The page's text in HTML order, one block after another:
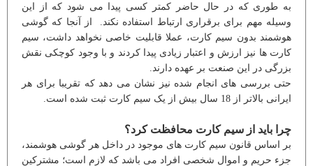
به طوری که در حال حاضر کمتر کسی پیدا می شود که از این
وسیله مهم برای برقراری ارتباط استفاده نکند. از آنجا که گوشی
هوشمند بدون سیم کارت، عملا قابلیت خاصی نخواهد داشت، سیم
کارت ها نیز ارزش و اعتبار زیادی پیدا کردند و با وجود کوچکی نقش
بزرگی در این صنعت بر عهده دارند.
حتی بررسی های انجام شده نیز نشان می دهد که تقریبا برای هر
ایرانی بالاتر از 18 سال بیش از یک سیم کارت ثبت شده است.
چرا باید از سیم کارت محافظت کرد؟
بر اساس قانون سیم کارت های موجود در داخل هر گوشی هوشمند،
جزء حریم و اموال شخصی افراد می باشد که لازم است؛ مشترکین